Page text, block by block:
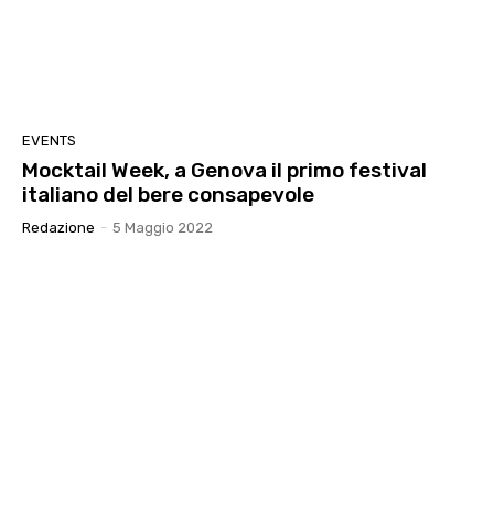
EVENTS
Mocktail Week, a Genova il primo festival
italiano del bere consapevole
Redazione - 5 Maggio 2022